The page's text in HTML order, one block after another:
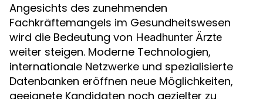
Angesichts des zunehmenden
Fachkräftemangels im Gesundheitswesen
wird die Bedeutung von Headhunter Ärzte
weiter steigen. Moderne Technologien,
internationale Netzwerke und spezialisierte
Datenbanken eröffnen neue Möglichkeiten,
geeignete Kandidaten noch gezielter zu